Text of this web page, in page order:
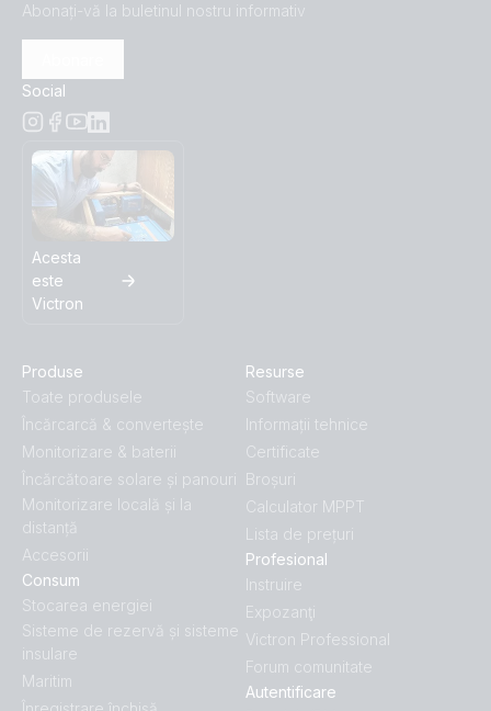
Abonați-vă la buletinul nostru informativ
Social
Acesta
este
Victron
Produse
Toate produsele
Încărcarcă & convertește
Monitorizare & baterii
Încărcătoare solare și panouri
Monitorizare locală și la
distanță
Accesorii
Consum
Stocarea energiei
Sisteme de rezervă și sisteme
insulare
Maritim
Resurse
Software
Informații tehnice
Certificate
Broșuri
Calculator MPPT
Lista de prețuri
Profesional
Instruire
Expozanţi
Victron Professional
Forum comunitate
Autentificare